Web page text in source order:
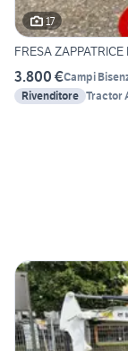
17
FRESA
3.800 €Campi
Rivenditore Tractor